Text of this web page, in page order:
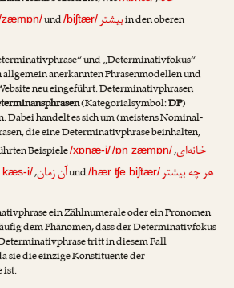
zæmɒn/und/biʃtær/بیشترin den oberen
und „Determinativfokus“
anerkannten Phrasenmodellen und
neu eingeführt. Determinativphrasen
(Kategorialsymbol:DP)
Dabei handelt es sich um (meistens Nominal-
die eine Determinativphrase beinhalten,
Beispiele/xɒnæ-i/ خانه‌ای,
/ɒn zæmɒn/
آن زمان,
kæs-i/ und/hær ʧe biʃtær/هر چه بیشتر
ein Zählnumerale oder ein Pronomen
dem Phänomen, dass der Determinativfokus
tritt in diesem Fall
sie die einzige Konstituente der
ist.